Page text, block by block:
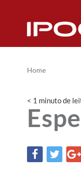
Home
< 1 minutode